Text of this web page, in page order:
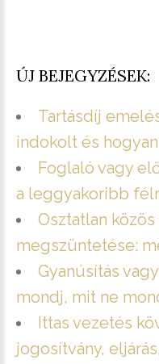
ÚJ BEJEGYZÉSEK:
Tartásdíj
indokolt és
Foglaló vagy
a leggyakoribb
Osztatlan
megszüntetése:
Gyanúsítás
mondj, mit ne
Ittas vezetés
jogosítvány,